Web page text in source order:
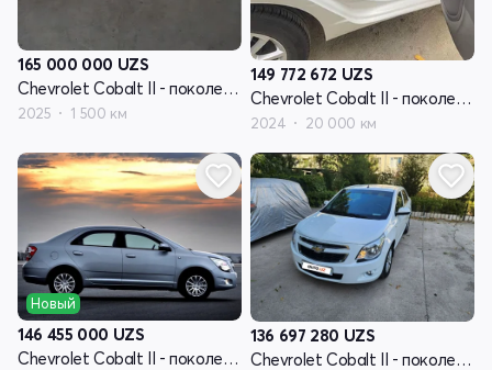
165 000 000 UZS
Chevrolet Cobalt II - поколение рестайлинг
2025 1 500 км
149 772 672 UZS
Chevrolet Cobalt II - поколение рестайлинг
2024 20 000 км
Новый
146 455 000 UZS
Chevrolet Cobalt II - поколение рестайлинг
136 697 280 UZS
Chevrolet Cobalt II - поколение рестайлинг